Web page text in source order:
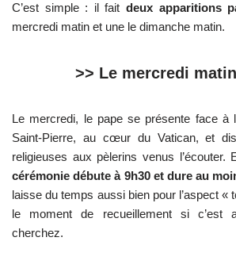
C’est simple : il fait deux apparitions
mercredi matin et une le dimanche matin.
>> Le mercredi matin
Le mercredi, le pape se présente face à
Saint-Pierre, au cœur du Vatican, et
religieuses aux pèlerins venus l’écouter.
cérémonie débute à 9h30 et dure au
laisse du temps aussi bien pour l’aspect «
le moment de recueillement si c’est
cherchez.